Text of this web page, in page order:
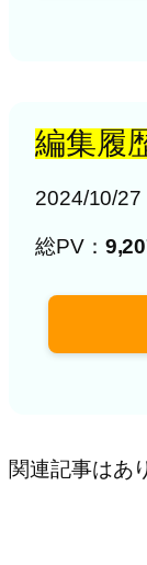
編集履
2024/10/27
総PV：
関連記事はあ